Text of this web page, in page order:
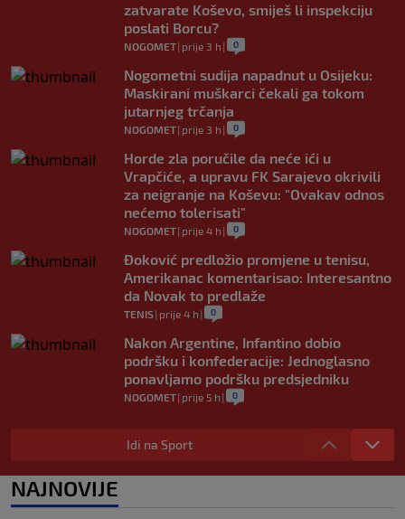
zatvarate Koševo, smiješ li inspekciju
poslati Borcu?
NOGOMET| prije 3 h | 0
Nogometni sudija napadnut u Osijeku:
Maskirani muškarci čekali ga tokom
jutarnjeg trčanja
NOGOMET| prije 3 h | 0
Horde zla poručile da neće ići u
Vrapčiće, a upravu FK Sarajevo okrivili
za neigranje na Koševu: "Ovakav odnos
nećemo tolerisati"
NOGOMET| prije 4 h | 0
Đoković predložio promjene u tenisu,
Amerikanac komentarisao: Interesantno
da Novak to predlaže
TENIS| prije 4 h | 0
Nakon Argentine, Infantino dobio
podršku i konfederacije: Jednoglasno
ponavljamo podršku predsjedniku
NOGOMET| prije 5 h | 0
Tužne vijesti: Preminuo nekadašnji
prvak Jugoslavije
Idi na Sport
NAJNOVIJE